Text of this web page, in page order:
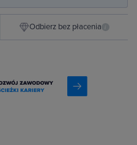
Odbierz bez płacenia i